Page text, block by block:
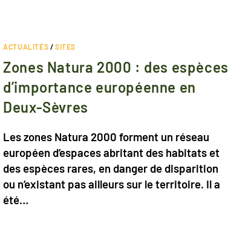
ACTUALITÉS /SITES
Zones Natura 2000 : des espèces
d’importance européenne en
Deux-Sèvres
Les zones Natura 2000 forment un réseau
européen d’espaces abritant des habitats et
des espèces rares, en danger de disparition
ou n’existant pas ailleurs sur le territoire. Il a
été…